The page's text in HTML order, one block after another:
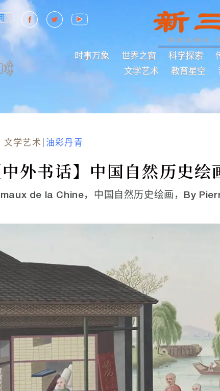
时事万象 世界之窗 科学探索
文学艺术
教育星空
文学艺术 油彩丹青
中外书话】中国自然历史绘
de la Chine，中国自然历史绘画，By